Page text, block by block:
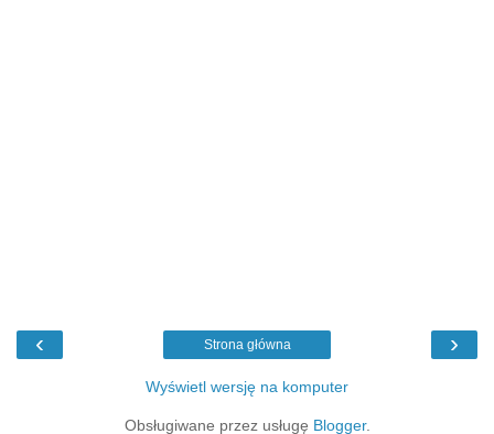
‹ ›
Strona główna
Wyświetl wersję na komputer
Obsługiwane przez usługę Blogger.